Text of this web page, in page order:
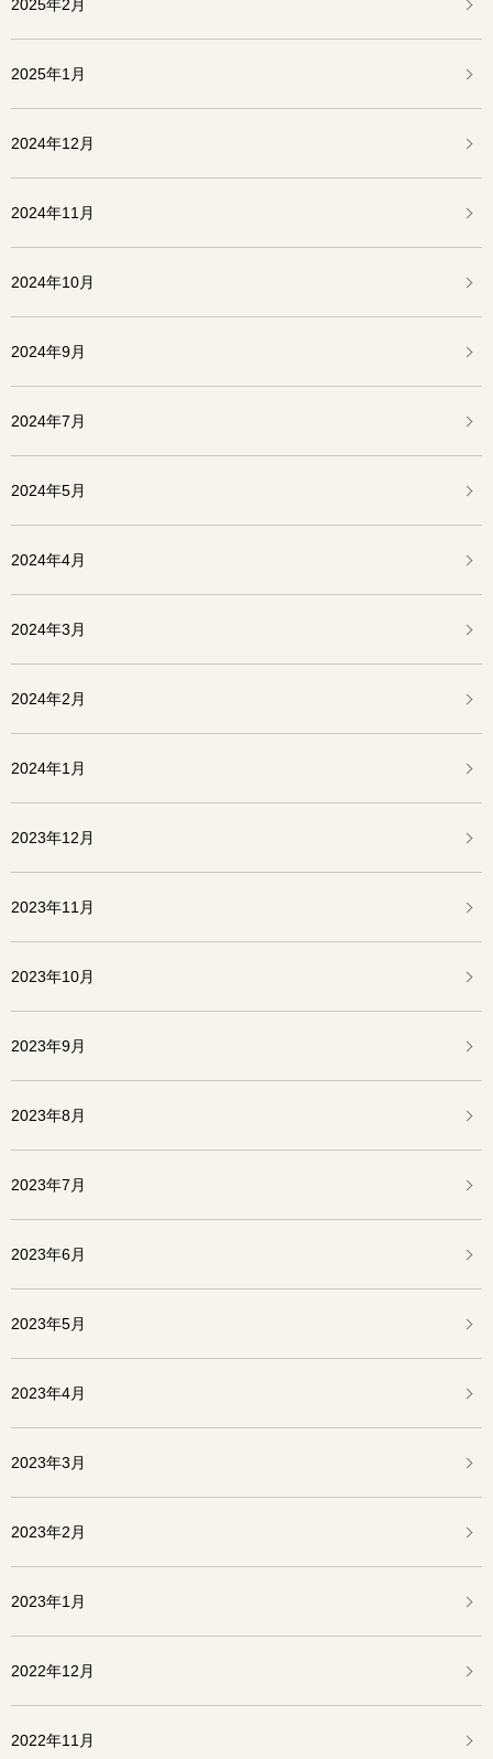
2025年2月
2025年1月
2024年12月
2024年11月
2024年10月
2024年9月
2024年7月
2024年5月
2024年4月
2024年3月
2024年2月
2024年1月
2023年12月
2023年11月
2023年10月
2023年9月
2023年8月
2023年7月
2023年6月
2023年5月
2023年4月
2023年3月
2023年2月
2023年1月
2022年12月
2022年11月